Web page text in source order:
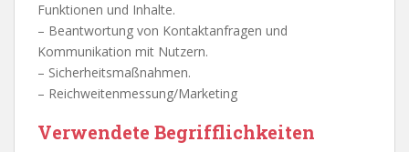
Funktionen und Inhalte.
– Beantwortung von Kontaktanfragen und
Kommunikation mit Nutzern.
– Sicherheitsmaßnahmen.
– Reichweitenmessung/Marketing
Verwendete Begrifflichkeiten